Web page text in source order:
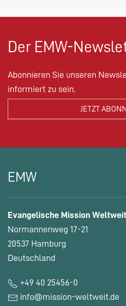
Der EMW-
Abonnieren Sie unseren
informiert zu sein.
EMW
Evangelische Mission
Normannenweg 17-21
20537 Hamburg
Deutschland
+49 40 25456-0
info@mission-weltweit.de